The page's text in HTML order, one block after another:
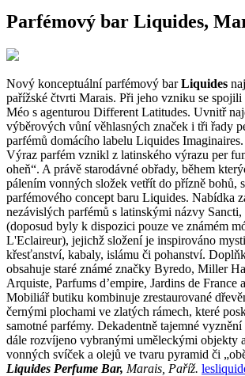
Parfémový bar Liquides,
Nový konceptuální parfémový barLiquides
pařížské čtvrti Marais. Při jeho vzniku se
Méo s agenturou Different Latitudes. Uvnitř
výběrových vůní věhlasných značek i tři řady
parfémů domácího labelu Liquides Imaginaires.
Výraz parfém vznikl z latinského výrazu per
oheň“. A právě starodávné obřady, během
pálením vonných složek vetřít do přízně bohů,
parfémového concept baru Liquides. Nabídka
nezávislých parfémů s latinskými názvy
(doposud byly k dispozici pouze ve známém
L'Eclaireur), jejichž složení je inspirováno
křesťanství, kabaly, islámu či pohanství.
obsahuje staré známé značky Byredo, Miller
Arquiste, Parfums d’empire, Jardins de France
Mobiliář butiku kombinuje zrestaurované
černými plochami ve zlatých rámech, které
samotné parfémy. Dekadentně tajemné
dále rozvíjeno vybranými uměleckými objekty
vonných svíček a olejů ve tvaru pyramid či
Liquides Perfume Bar, Marais, Paříž.